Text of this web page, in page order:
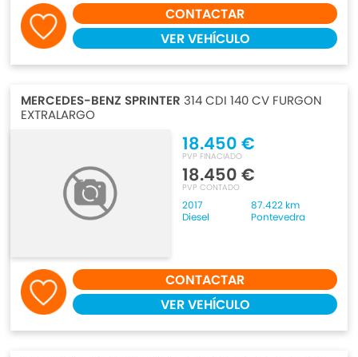
CONTACTAR
VER VEHÍCULO
MERCEDES-BENZ SPRINTER 314 CDI 140 CV FURGON
EXTRALARGO
18.450 €
PVP FINACIADO
18.450 €
PVP CONTADO
2017
87.422 km
Diesel
Pontevedra
CONTACTAR
VER VEHÍCULO